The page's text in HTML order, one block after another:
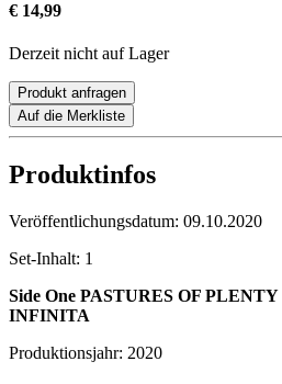
€ 14,99
Derzeit nicht auf Lager
Produkt anfragen
Auf die Merkliste
Produktinfos
Veröffentlichungsdatum: 09.10.2020
Set-Inhalt: 1
Side One PASTURES OF PLENTY
INFINITA
Produktionsjahr: 2020